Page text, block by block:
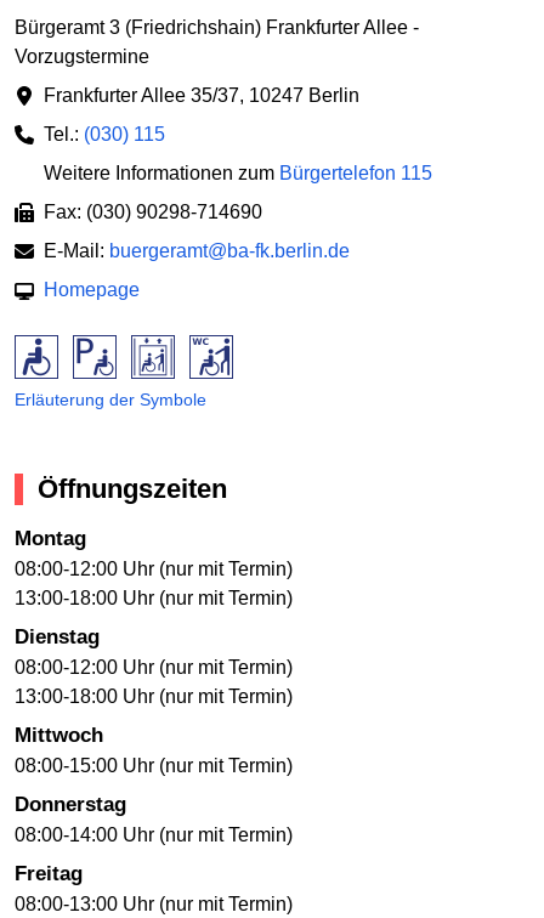
Bürgeramt 3 (Friedrichshain) Frankfurter Allee -
Vorzugstermine
Frankfurter Allee 35/37, 10247 Berlin
Tel.: (030) 115
Weitere Informationen zum Bürgertelefon 115
Fax: (030) 90298-714690
E-Mail: buergeramt@ba-fk.berlin.de
Homepage
Erläuterung der Symbole
Öffnungszeiten
Montag
08:00-12:00 Uhr (nur mit Termin)
13:00-18:00 Uhr (nur mit Termin)
Dienstag
08:00-12:00 Uhr (nur mit Termin)
13:00-18:00 Uhr (nur mit Termin)
Mittwoch
08:00-15:00 Uhr (nur mit Termin)
Donnerstag
08:00-14:00 Uhr (nur mit Termin)
Freitag
08:00-13:00 Uhr (nur mit Termin)